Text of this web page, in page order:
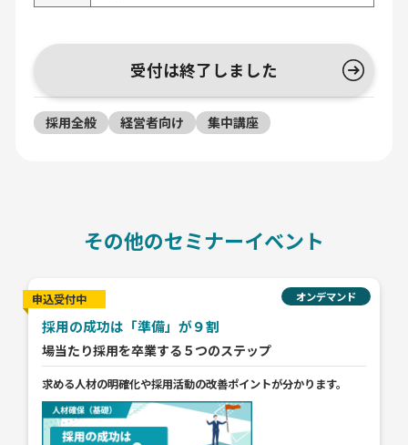
受付は終了しました
採用全般 経営者向け 集中講座
その他のセミナーイベント
申込受付中 オンデマンド
採用の成功は「準備」が９割
場当たり採用を卒業する５つのステップ
求める人材の明確化や採用活動の改善ポイントが分かります。